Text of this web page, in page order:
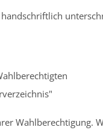
Wahlberechtigung.